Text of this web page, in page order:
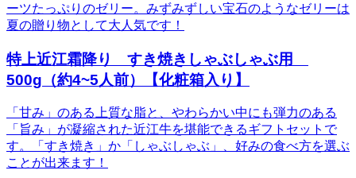
ーツたっぷりのゼリー。みずみずしい宝石のようなゼリーは
夏の贈り物として大人気です！
特上近江霜降り すき焼きしゃぶしゃぶ用
500g（約4~5人前）【化粧箱入り】
「甘み」のある上質な脂と、やわらかい中にも弾力のある
「旨み」が凝縮された近江牛を堪能できるギフトセットで
す。「すき焼き」か「しゃぶしゃぶ」、好みの食べ方を選ぶ
ことが出来ます！